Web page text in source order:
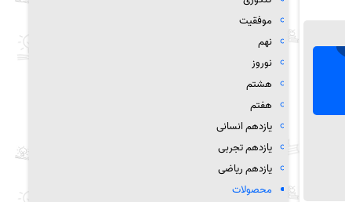
موفقیت
نهم
نوروز
هشتم
هفتم
یازدهم انسانی
یازدهم تجربی
یازدهم ریاضی
محصولات